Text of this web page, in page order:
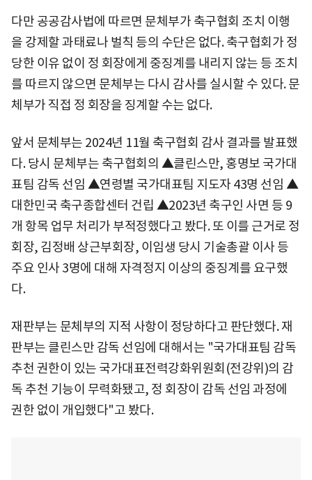
다만 공공감사법에 따르면 문체부가 축구협회 조치 이행
을 강제할 과태료나 벌칙 등의 수단은 없다. 축구협회가 정
당한 이유 없이 정 회장에게 중징계를 내리지 않는 등 조치
를 따르지 않으면 문체부는 다시 감사를 실시할 수 있다. 문
체부가 직접 정 회장을 징계할 수는 없다.
앞서 문체부는 2024년 11월 축구협회 감사 결과를 발표했
다. 당시 문체부는 축구협회의 ▲클린스만, 홍명보 국가대
표팀 감독 선임 ▲연령별 국가대표팀 지도자 43명 선임 ▲
대한민국 축구종합센터 건립 ▲2023년 축구인 사면 등 9
개 항목 업무 처리가 부적정했다고 봤다. 또 이를 근거로 정
회장, 김정배 상근부회장, 이임생 당시 기술총괄 이사 등
주요 인사 3명에 대해 자격정지 이상의 중징계를 요구했
다.
재판부는 문체부의 지적 사항이 정당하다고 판단했다. 재
판부는 클린스만 감독 선임에 대해서는 "국가대표팀 감독
추천 권한이 있는 국가대표전력강화위원회(전강위)의 감
독 추천 기능이 무력화됐고, 정 회장이 감독 선임 과정에
권한 없이 개입했다"고 봤다.